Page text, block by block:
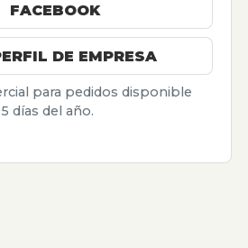
FACEBOOK
DE EMPRESA
para pedidos disponible
días del año.